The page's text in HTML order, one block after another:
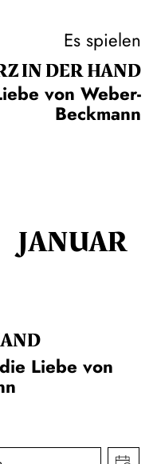
Es spielen
IN DER HAND
von Weber-
Beckmann
JANUAR
Liebe von